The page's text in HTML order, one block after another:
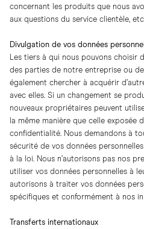
concernant les produits que nous
aux questions du service clientèle,
Divulgation de vos données
Les tiers à qui nous pouvons choisir
des parties de notre entreprise ou
également chercher à acquérir
avec elles. Si un changement se
nouveaux propriétaires peuvent
la même manière que celle exposée
confidentialité. Nous demandons à
sécurité de vos données
à la loi. Nous n’autorisons pas nos
utiliser vos données personnelles à
autorisons à traiter vos données
spécifiques et conformément à nos
Transferts internationaux